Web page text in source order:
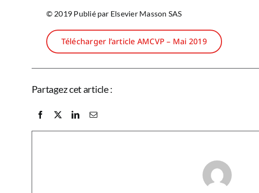
© 2019 Publié par Elsevier Masson SAS
Télécharger l’article AMCVP – Mai 2019
Partagez cet article :